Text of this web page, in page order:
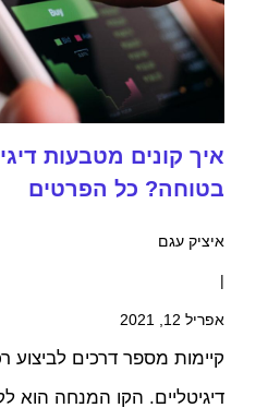
איך קונים מטבעות
בטוחה? כל הפרטים
איציק עגם
|
אפריל 12, 2021
קיימות מספר דרכים לביצוע
דיגיטליים. הקו המנחה הוא